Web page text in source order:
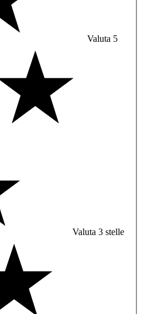
Valuta 5
Valuta 3 stelle